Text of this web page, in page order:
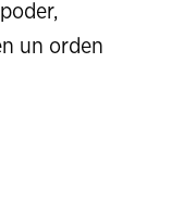
un orden